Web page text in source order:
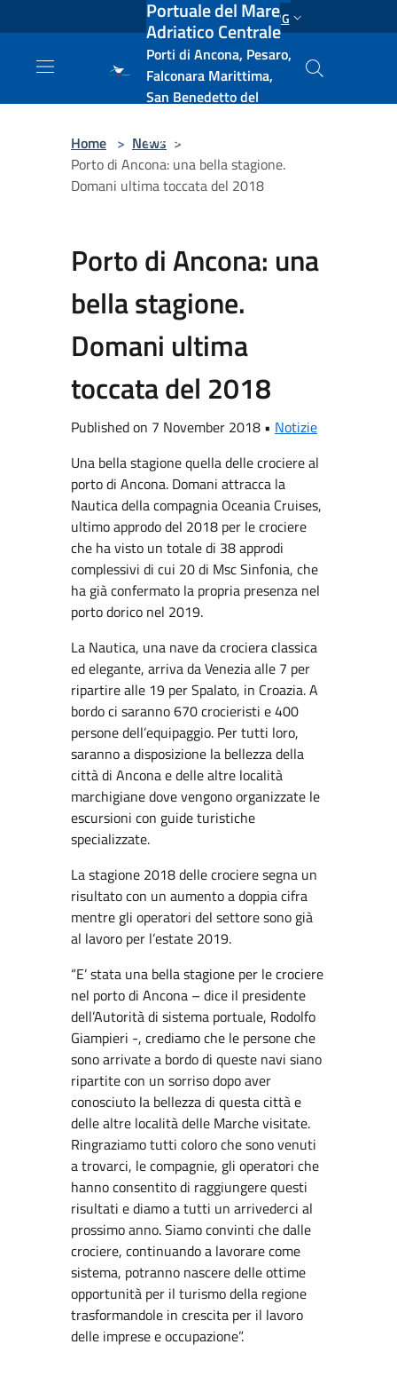
Salta al contenuto principale ENG
Portuale del Mare
Adriatico Centrale
Porti di Ancona, Pesaro,
Falconara Marittima,
San Benedetto del
e Vasto
Home > News >
Porto di Ancona: una bella stagione.
Domani ultima toccata del 2018
Porto di Ancona: una
bella stagione.
Domani ultima
toccata del 2018
Published on 7 November 2018 • Notizie
Una bella stagione quella delle crociere al
porto di Ancona. Domani attracca la
Nautica della compagnia Oceania Cruises,
ultimo approdo del 2018 per le crociere
che ha visto un totale di 38 approdi
complessivi di cui 20 di Msc Sinfonia, che
ha già confermato la propria presenza nel
porto dorico nel 2019.
La Nautica, una nave da crociera classica
ed elegante, arriva da Venezia alle 7 per
ripartire alle 19 per Spalato, in Croazia. A
bordo ci saranno 670 crocieristi e 400
persone dell’equipaggio. Per tutti loro,
saranno a disposizione la bellezza della
città di Ancona e delle altre località
marchigiane dove vengono organizzate le
escursioni con guide turistiche
specializzate.
La stagione 2018 delle crociere segna un
risultato con un aumento a doppia cifra
mentre gli operatori del settore sono già
al lavoro per l’estate 2019.
“E’ stata una bella stagione per le crociere
nel porto di Ancona – dice il presidente
dell’Autorità di sistema portuale, Rodolfo
Giampieri -, crediamo che le persone che
sono arrivate a bordo di queste navi siano
ripartite con un sorriso dopo aver
conosciuto la bellezza di questa città e
delle altre località delle Marche visitate.
Ringraziamo tutti coloro che sono venuti
a trovarci, le compagnie, gli operatori che
hanno consentito di raggiungere questi
risultati e diamo a tutti un arrivederci al
prossimo anno. Siamo convinti che dalle
crociere, continuando a lavorare come
sistema, potranno nascere delle ottime
opportunità per il turismo della regione
trasformandole in crescita per il lavoro
delle imprese e occupazione”.